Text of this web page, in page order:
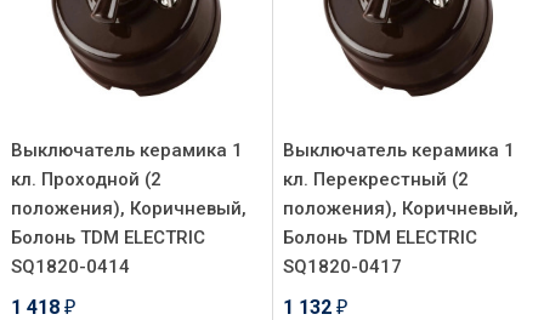
Выключатель керамика 1
кл. Проходной (2
положения), Коричневый,
Болонь TDM ELECTRIC
SQ1820-0414
1 418 ₽
Выключатель керамика 1
кл. Перекрестный (2
положения), Коричневый,
Болонь TDM ELECTRIC
SQ1820-0417
1 132 ₽